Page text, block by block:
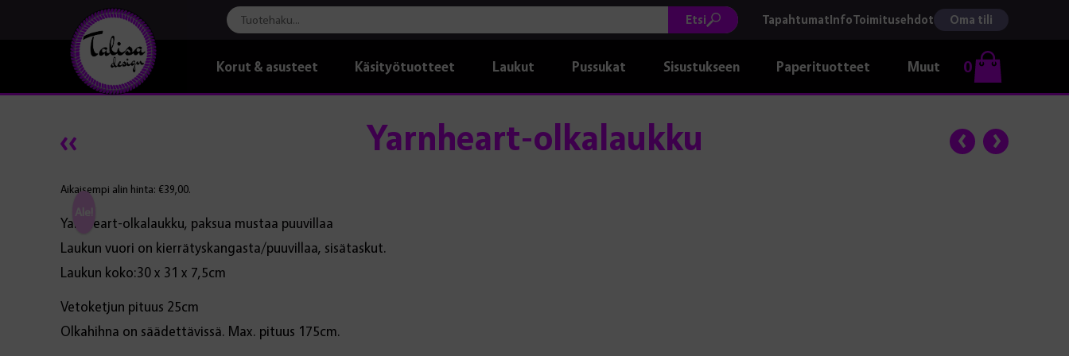
Etsi TapahtumatInfoToimitusehdot Oma tili
Korut & asusteet Käsityötuotteet Laukut Pussukat Sisustukseen Paperituotteet Muut 0
Yarnheart-olkalaukku
Ale!
Aikaisempi alin hinta: €39,00.
Yarnheart-olkalaukku, paksua mustaa puuvillaa
Laukun vuori on kierrätyskangasta/puuvillaa, sisätaskut.
Laukun koko:30 x 31 x 7,5cm
Vetoketjun pituus 25cm
Olkahihna on säädettävissä. Max. pituus 175cm.